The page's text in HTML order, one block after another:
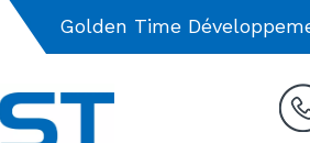
Golden Time